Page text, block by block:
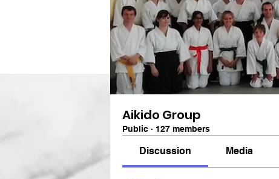
Aikido Group
Public · 127 members
Discussion Media